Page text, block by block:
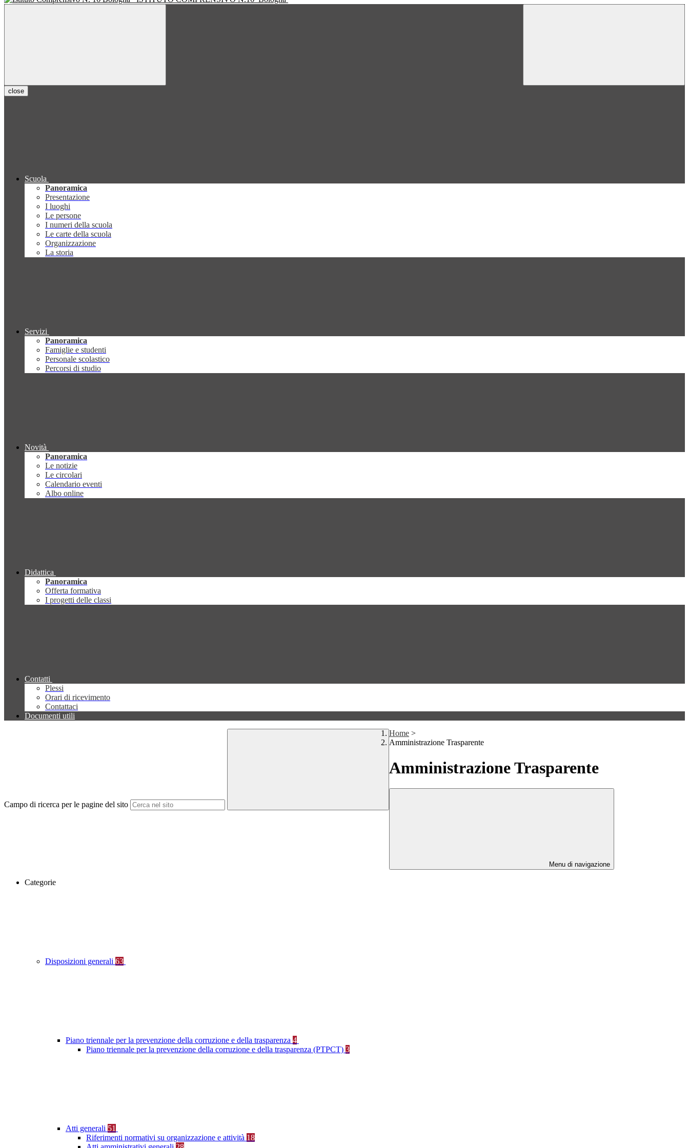
close
Scuola
Panoramica
Presentazione
I luoghi
Le persone
I numeri della scuola
Le carte della scuola
Organizzazione
La storia
Servizi
Panoramica
Famiglie e studenti
Personale scolastico
Percorsi di studio
Novità
Panoramica
Le notizie
Le circolari
Calendario eventi
Albo online
Didattica
Panoramica
Offerta formativa
I progetti delle classi
Contatti
Plessi
Orari di ricevimento
Contattaci
Documenti utili
Campo di ricerca per le pagine del sito
Home >
Amministrazione Trasparente
Amministrazione Trasparente
Menu di navigazione
Categorie
Disposizioni generali 63
Piano triennale per la prevenzione della corruzione e della trasparenza 4
Piano triennale per la prevenzione della corruzione e della trasparenza (PTPCT) 3
Atti generali 51
Riferimenti normativi su organizzazione e attività 18